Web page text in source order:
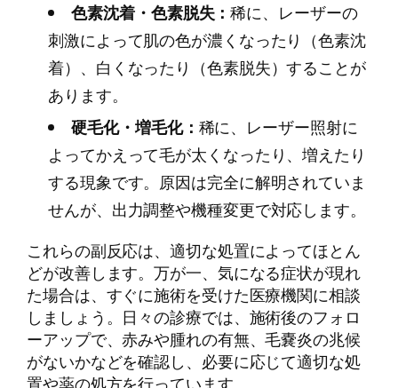
色素沈着・色素脱失：稀に、レーザーの
刺激によって肌の色が濃くなったり（色素沈
着）、白くなったり（色素脱失）することが
あります。
硬毛化・増毛化： 稀に、レーザー照射に
よってかえって毛が太くなったり、増えたり
する現象です。原因は完全に解明されていま
せんが、出力調整や機種変更で対応します。
これらの副反応は、適切な処置によってほとん
どが改善します。万が一、気になる症状が現れ
た場合は、すぐに施術を受けた医療機関に相談
しましょう。日々の診療では、施術後のフォロ
ーアップで、赤みや腫れの有無、毛嚢炎の兆候
がないかなどを確認し、必要に応じて適切な処